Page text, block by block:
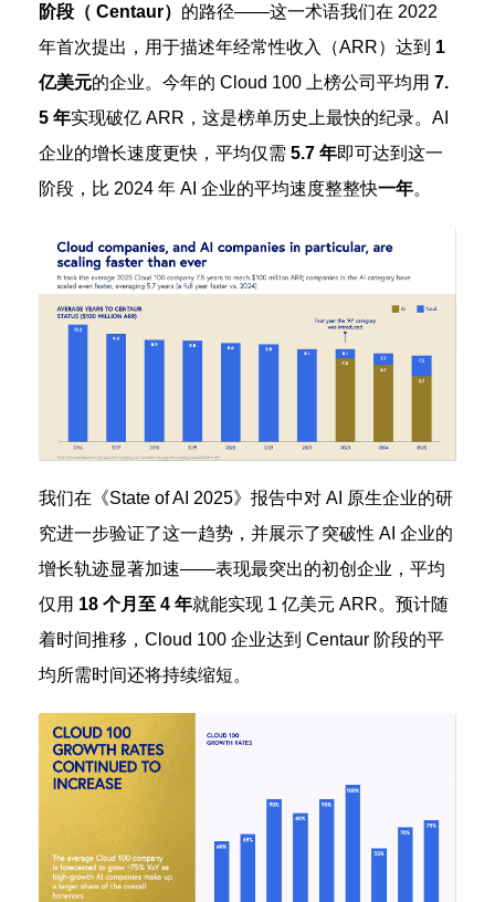
阶段（ Centaur） 的路径——这一术语我们在 2022
年首次提出，用于描述年经常性收入（ARR）达到 1
亿美元的企业。今年的 Cloud 100 上榜公司平均用 7.
5 年实现破亿 ARR，这是榜单历史上最快的纪录。AI
企业的增长速度更快，平均仅需 5.7 年即可达到这一
阶段，比 2024 年 AI 企业的平均速度整整快一年。
我们在《State of AI 2025》报告中对 AI 原生企业的研
究进一步验证了这一趋势，并展示了突破性 AI 企业的
增长轨迹显著加速——表现最突出的初创企业，平均
仅用 18 个月至 4 年就能实现 1 亿美元 ARR。预计随
着时间推移，Cloud 100 企业达到 Centaur 阶段的平
均所需时间还将持续缩短。